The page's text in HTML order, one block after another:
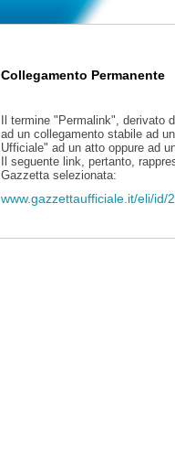
Collegamento Permanente
Il termine "Permalink", derivato
ad un collegamento stabile ad
Ufficiale" ad un atto oppure ad
Il seguente link, pertanto,
Gazzetta selezionata:
www.gazzettaufficiale.it/eli/